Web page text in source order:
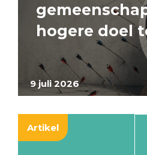
9 juli 2026
hogere doel
Artikel